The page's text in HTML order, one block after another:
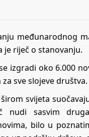
međunarodnog
je riječ o stanovanju.
izgradi oko 6.000
sve slojeve društva.
svijeta
nudi sasvim
bilo u